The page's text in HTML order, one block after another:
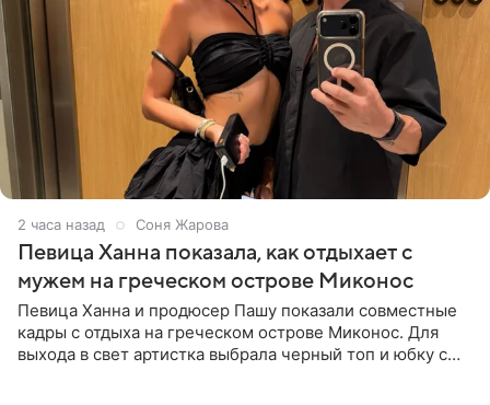
2 часа назад Соня Жарова
Певица Ханна показала, как отдыхает с
мужем на греческом острове Миконос
Певица Ханна и продюсер Пашу показали совместные
кадры с отдыха на греческом острове Миконос. Для
выхода в свет артистка выбрала черный топ и юбку с